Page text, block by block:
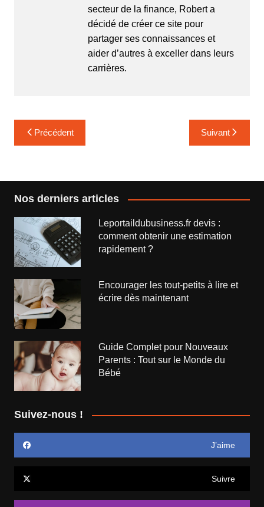
secteur de la finance, Robert a
décidé de créer ce site pour
partager ses connaissances et
aider d’autres à exceller dans leurs
carrières.
Navigation
de
Précédent Suivant
Nos derniers articles
Leportaildubusiness.fr devis :
comment obtenir une estimation
rapidement ?
Encourager les tout-petits à lire et
écrire dès maintenant
Guide Complet pour Nouveaux
Parents : Tout sur le Monde du
Bébé
Suivez-nous !
J’aime
Suivre